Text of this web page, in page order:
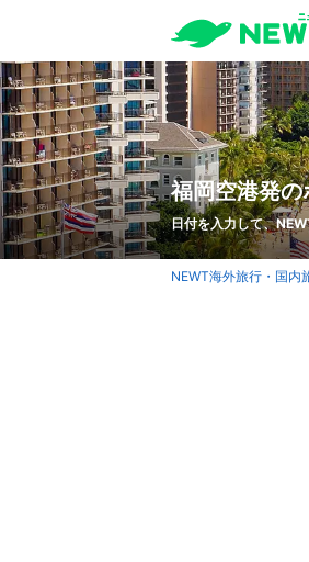
福岡空港発
日付を入力して、
NEWT海外旅行・国内